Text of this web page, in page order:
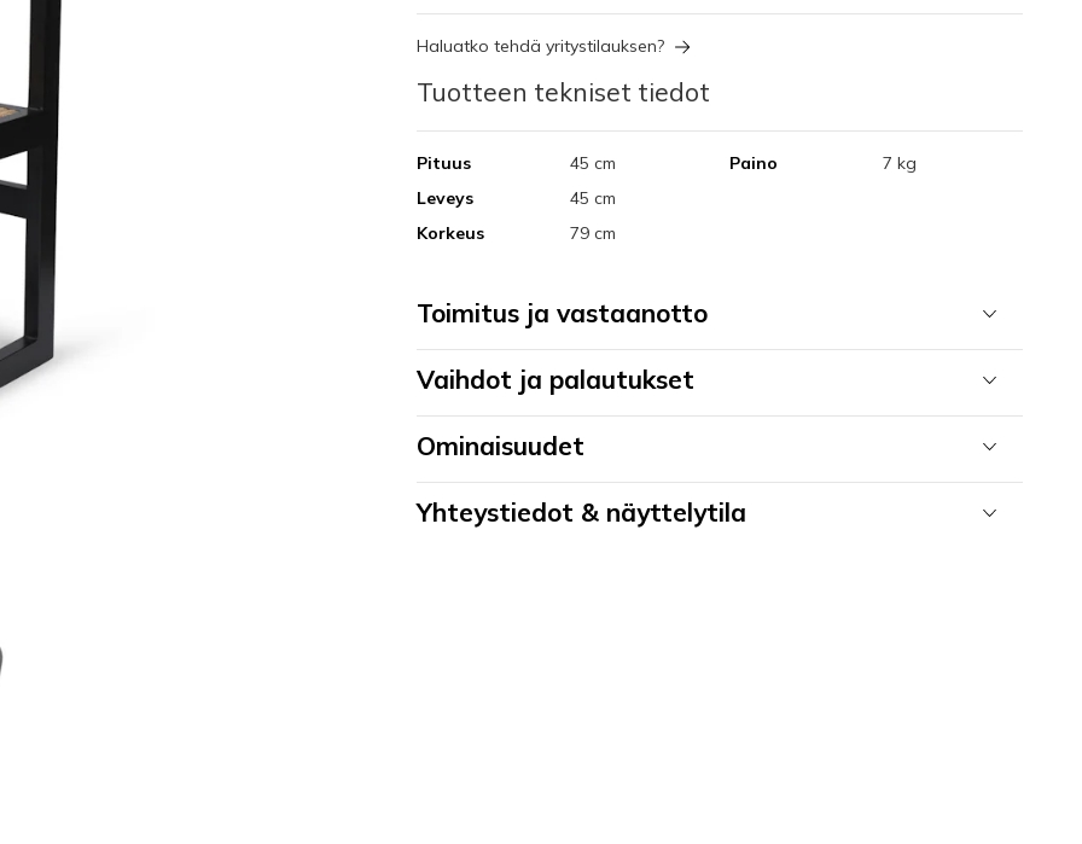
Haluatko tehdä yritystilauksen?
Tuotteen tekniset tiedot
Pituus
45 cm
Leveys
45 cm
Korkeus
79 cm
Paino 7 kg
Toimitus ja vastaanotto
Vaihdot ja palautukset
Ominaisuudet
Yhteystiedot & näyttelytila